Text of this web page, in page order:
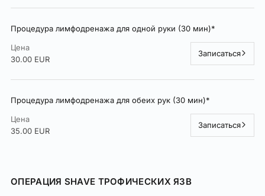
Процедура лимфодренажа для одной руки (30 мин)*
Цена
30.00 EUR
Записаться
Процедура лимфодренажа для обеих рук (30 мин)*
Цена
35.00 EUR
Записаться
ОПЕРАЦИЯ SHAVE ТРОФИЧЕСКИХ ЯЗВ